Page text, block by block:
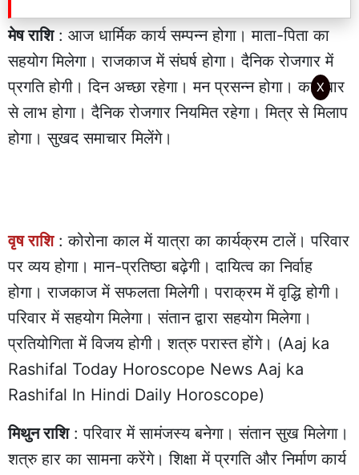
मेष राशि: आज धार्मिक कार्य सम्पन्न होगा। माता-पिता का
सहयोग मिलेगा। राजकाज में संघर्ष होगा। दैनिक रोजगार में
प्रगति होगी। दिन अच्छा रहेगा। मन प्रसन्न होगा। कारोबार
से लाभ होगा। दैनिक रोजगार नियमित रहेगा। मित्र से मिलाप
होगा। सुखद समाचार मिलेंगे।
वृष राशि: कोरोना काल में यात्रा का कार्यक्रम टालें। परिवार
पर व्यय होगा। मान-प्रतिष्ठा बढ़ेगी। दायित्व का निर्वाह
होगा। राजकाज में सफलता मिलेगी। पराक्रम में वृद्धि होगी।
परिवार में सहयोग मिलेगा। संतान द्वारा सहयोग मिलेगा।
प्रतियोगिता में विजय होगी। शत्रु परास्त होंगे। (Aaj ka
Rashifal Today Horoscope News Aaj ka
Rashifal In Hindi Daily Horoscope)
मिथुन राशि: परिवार में सामंजस्य बनेगा। संतान सुख मिलेगा।
शत्रु हार का सामना करेंगे। शिक्षा में प्रगति और निर्माण कार्य
X